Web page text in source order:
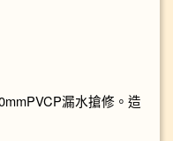
漏水搶修。造